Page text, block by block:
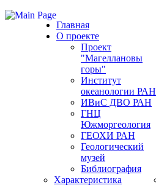
Главная
О проекте
Проект
"Магеллановы
горы"
Институт
океанологии РАН
ИВиС ДВО РАН
ГНЦ
Южморгеология
ГЕОХИ РАН
Геологический
музей
Библиография
Характеристика